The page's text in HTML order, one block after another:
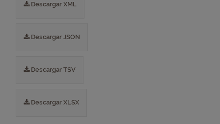
Descargar XML
Descargar JSON
Descargar TSV
Descargar XLSX